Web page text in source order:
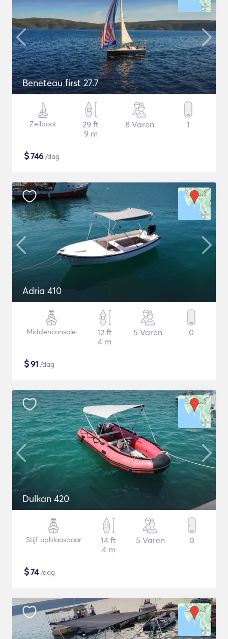
Beneteau first 27.7
Zeilboot
29 ft
9 m
8 Varen 1
$746 /dag
Adria 410
Middenconsole
12 ft
4 m
5 Varen 0
$91 /dag
Dulkan 420
Stijf opblaasbaar
14 ft
4 m
5 Varen 0
$74/dag